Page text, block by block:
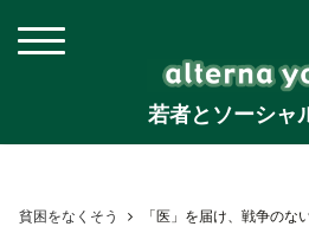
若者とソーシャ
貧困をなくそう